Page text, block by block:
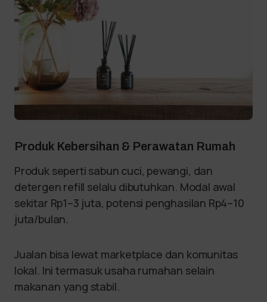
Produk Kebersihan & Perawatan Rumah
Produk seperti sabun cuci, pewangi, dan
detergen refill selalu dibutuhkan. Modal awal
sekitar Rp1–3 juta, potensi penghasilan Rp4–10
juta/bulan.
Jualan bisa lewat marketplace dan komunitas
lokal. Ini termasuk usaha rumahan selain
makanan yang stabil.